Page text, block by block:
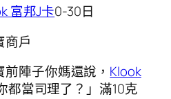
富邦J卡0-30日
商戶
陣子你媽還說， Klook
都當司理了？」滿10克